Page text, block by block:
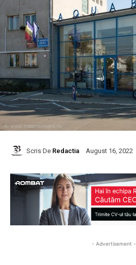
Scris De Redactia August 16, 2022
- Advertisement -